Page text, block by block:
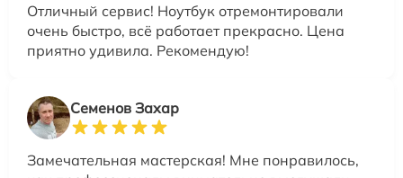
Отличный сервис! Ноутбук отремонтировали
очень быстро, всё работает прекрасно. Цена
приятно удивила. Рекомендую!
Семенов Захар
Замечательная мастерская! Мне понравилось,